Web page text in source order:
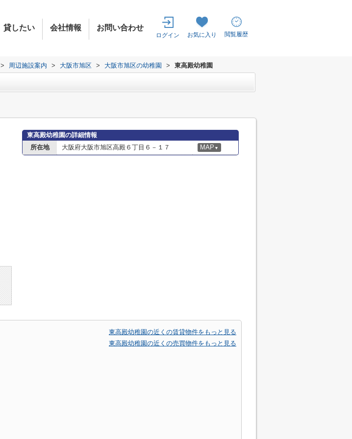
貸したい 会社情報 お問い合わせ
ログイン お気に入り 閲覧履歴
> 周辺施設案内 > 大阪市旭区 > 大阪市旭区の幼稚園 > 東高殿幼稚園
東高殿幼稚園の詳細情報
所在地
大阪府大阪市旭区高殿６丁目６－１７ MAP ▼
東高殿幼稚園の近くの賃貸物件をもっと見る
東高殿幼稚園の近くの売買物件をもっと見る